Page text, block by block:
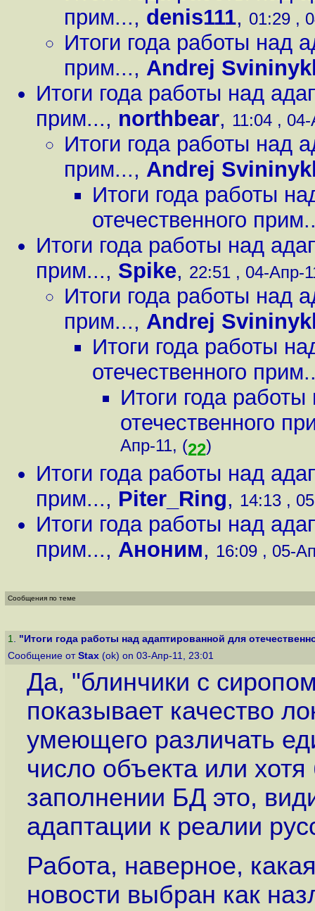
прим..., denis111, 01:29 ,
Итоги года работы над
прим..., Andrej
Итоги года работы над
прим..., northbear, 11:04 ,
Итоги года работы над
прим..., Andrej
Итоги года работы
отечественного
Итоги года работы над
прим..., Spike, 22:51 , 04-Апр-
Итоги года работы над
прим..., Andrej
Итоги года работы
отечественного
Итоги года
отечественного
Апр-11, (22)
Итоги года работы над
прим..., Piter_Ring, 14:13 ,
Итоги года работы над
прим..., Аноним, 16:09 , 05-
Сообщения по теме
1. "Итоги года работы над адаптированной для
Сообщение от Stax (ok) on 03-Апр-11, 23:01
Да, "блинчики с
показывает качество
умеющего различать
число объекта или
заполнении БД это,
адаптации к реалии
Работа, наверное,
новости выбран как